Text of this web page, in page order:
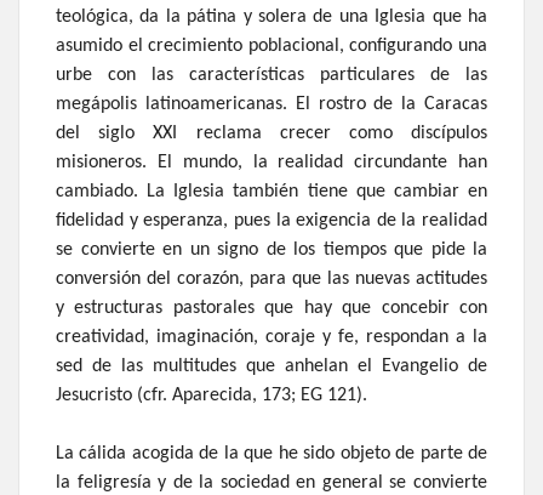
teológica, da la pátina y solera de una Iglesia que ha
asumido el crecimiento poblacional, configurando una
urbe con las características particulares de las
megápolis latinoamericanas. El rostro de la Caracas
del siglo XXI reclama crecer como discípulos
misioneros. El mundo, la realidad circundante han
cambiado. La Iglesia también tiene que cambiar en
fidelidad y esperanza, pues la exigencia de la realidad
se convierte en un signo de los tiempos que pide la
conversión del corazón, para que las nuevas actitudes
y estructuras pastorales que hay que concebir con
creatividad, imaginación, coraje y fe, respondan a la
sed de las multitudes que anhelan el Evangelio de
Jesucristo (cfr. Aparecida, 173; EG 121).
La cálida acogida de la que he sido objeto de parte de
la feligresía y de la sociedad en general se convierte